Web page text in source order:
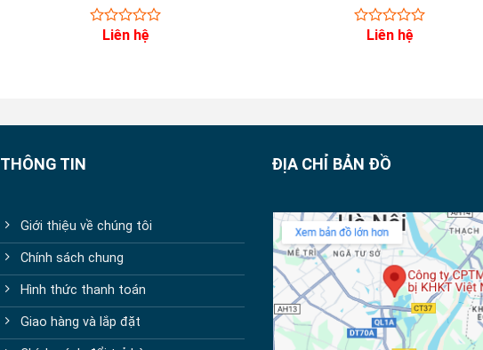
Liên hệ Liên hệ
THÔNG TIN
Giới thiệu về chúng tôi
Chính sách chung
Hình thức thanh toán
Giao hàng và lắp đặt
ĐỊA CHỈ BẢN ĐỒ